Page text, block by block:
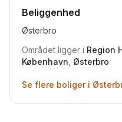
Beliggenhed
Østerbro
Området ligger i Region
København Østerbro.
Se flere boliger i